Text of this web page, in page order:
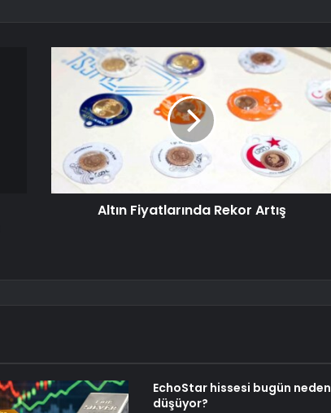
Altın Fiyatlarında Rekor Artış
EchoStar hissesi bugün neden
düşüyor?